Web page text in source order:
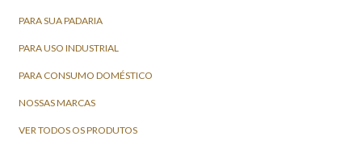
PARA SUA PADARIA
PARA USO INDUSTRIAL
PARA CONSUMO DOMÉSTICO
NOSSAS MARCAS
VER TODOS OS PRODUTOS